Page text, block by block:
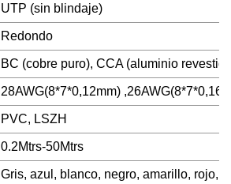
UTP (sin blindaje)
Redondo
BC (cobre puro), CCA (aluminio
28AWG(8*7*0,12mm)
PVC, LSZH
0.2Mtrs-50Mtrs
Gris, azul, blanco, negro, amarillo, rojo,